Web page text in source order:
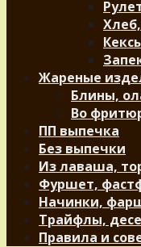
Жареные
Блины,
Во
ПП выпечка
Без выпечки
Из лаваша,
Фуршет,
Начинки,
Трайфлы,
Правила и